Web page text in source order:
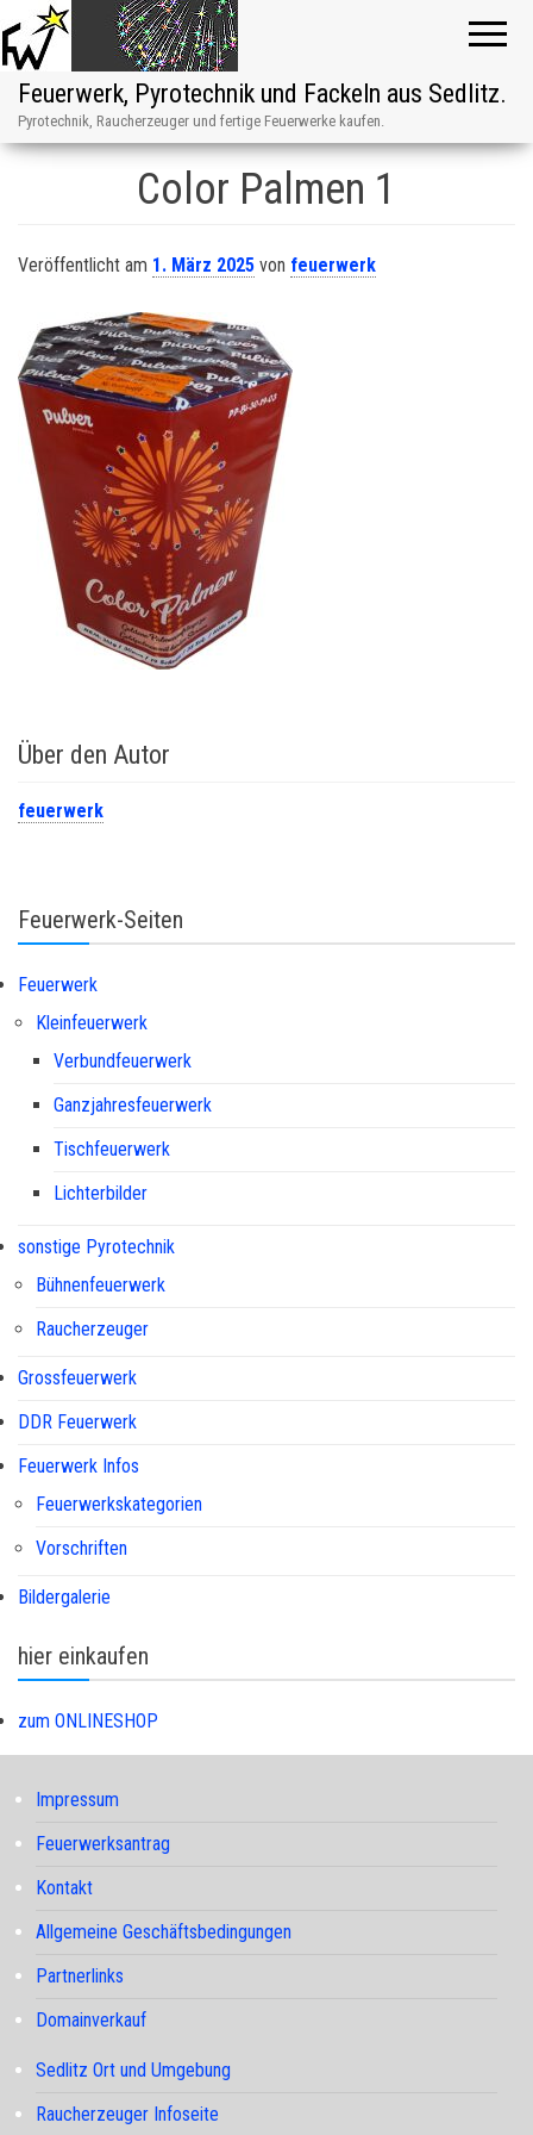
Feuerwerk, Pyrotechnik und Fackeln aus Sedlitz.
Pyrotechnik, Raucherzeuger und fertige Feuerwerke kaufen.
Color Palmen 1
Veröffentlicht am 1. März 2025 von feuerwerk
Über den Autor
feuerwerk
Feuerwerk-Seiten
Feuerwerk
Kleinfeuerwerk
Verbundfeuerwerk
Ganzjahresfeuerwerk
Tischfeuerwerk
Lichterbilder
sonstige Pyrotechnik
Bühnenfeuerwerk
Raucherzeuger
Grossfeuerwerk
DDR Feuerwerk
Feuerwerk Infos
Feuerwerkskategorien
Vorschriften
Bildergalerie
hier einkaufen
zum ONLINESHOP
Impressum
Feuerwerksantrag
Kontakt
Allgemeine Geschäftsbedingungen
Partnerlinks
Domainverkauf
Sedlitz Ort und Umgebung
Raucherzeuger Infoseite